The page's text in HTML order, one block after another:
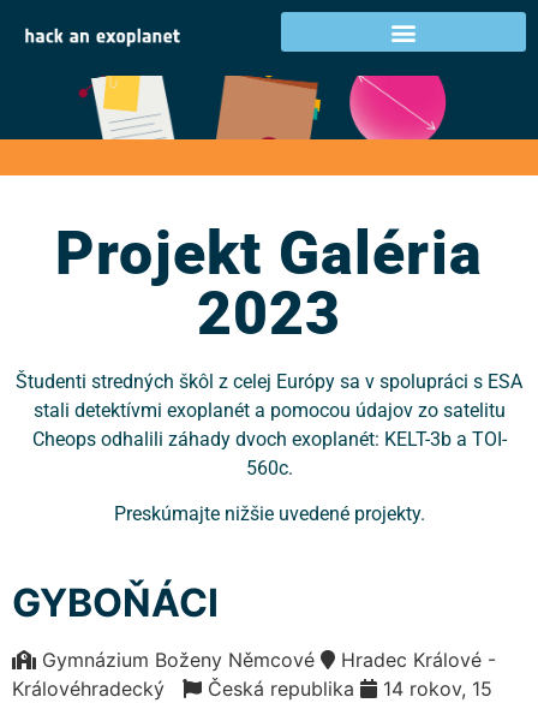
Projekt Galéria 2023
Projekt Galéria
2023
Študenti stredných škôl z celej Európy sa v spolupráci s ESA
stali detektívmi exoplanét a pomocou údajov zo satelitu
Cheops odhalili záhady dvoch exoplanét: KELT-3b a TOI-
560c.
Preskúmajte nižšie uvedené projekty.
GYBOŇÁCI
Gymnázium Boženy Němcové
Hradec Králové -
Královéhradecký
Česká republika
14 rokov, 15